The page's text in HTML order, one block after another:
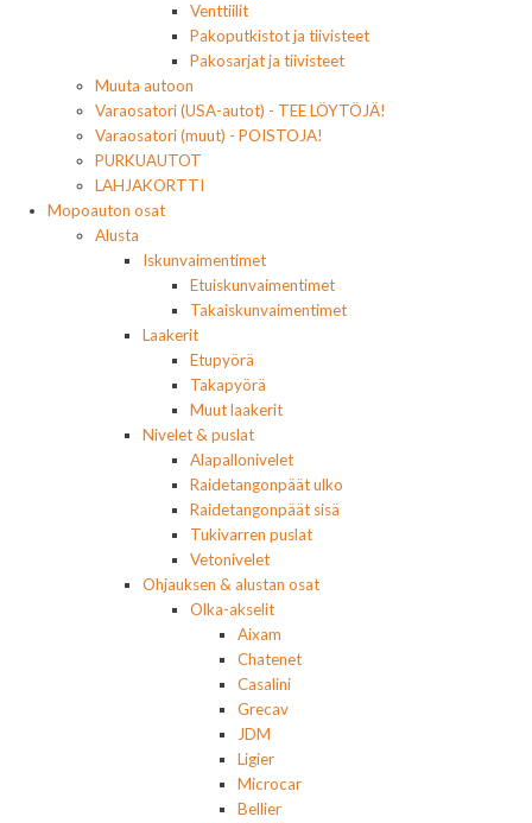
Venttiilit
Pakoputkistot ja tiivisteet
Pakosarjat ja tiivisteet
Muuta autoon
Varaosatori (USA-autot) - TEE LÖYTÖJÄ!
Varaosatori (muut) - POISTOJA!
PURKUAUTOT
LAHJAKORTTI
Mopoauton osat
Alusta
Iskunvaimentimet
Etuiskunvaimentimet
Takaiskunvaimentimet
Laakerit
Etupyörä
Takapyörä
Muut laakerit
Nivelet & puslat
Alapallonivelet
Raidetangonpäät ulko
Raidetangonpäät sisä
Tukivarren puslat
Vetonivelet
Ohjauksen & alustan osat
Olka-akselit
Aixam
Chatenet
Casalini
Grecav
JDM
Ligier
Microcar
Bellier